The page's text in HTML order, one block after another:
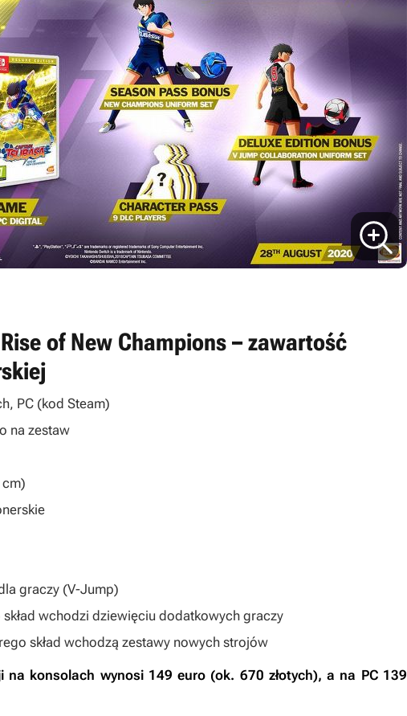
of New Champions – zawartość
PC (kod Steam)
na zestaw
cm)
graczy (V-Jump)
wchodzi dziewięciu dodatkowych graczy
skład wchodzą zestawy nowych strojów
na konsolach wynosi 149 euro (ok. 670 złotych), a na PC 139